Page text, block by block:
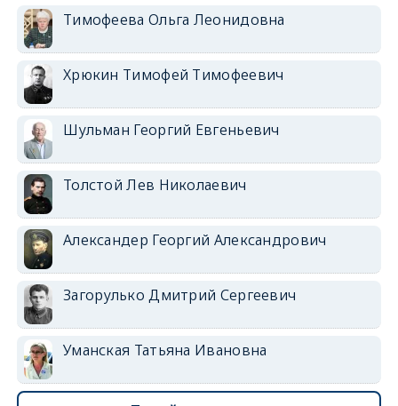
Тимофеева Ольга Леонидовна
Хрюкин Тимофей Тимофеевич
Шульман Георгий Евгеньевич
Толстой Лев Николаевич
Александер Георгий Александрович
Загорулько Дмитрий Сергеевич
Уманская Татьяна Ивановна